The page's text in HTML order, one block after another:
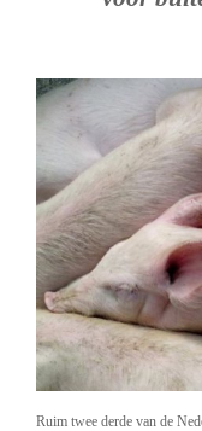
Ruim twee derde van de